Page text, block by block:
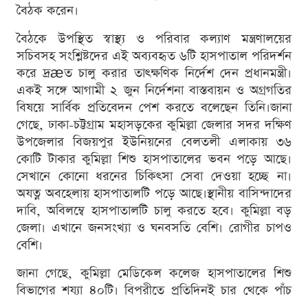
বৈঠক করেন।
বৈঠকে উপস্থিত স্বাস্থ্য ও পরিবার কল্যাণ মন্ত্রণালয়ের
সচিবসহ সংশ্লিষ্টদের এই অব্যবহৃত ৬টি হাসপাতাল পরিদর্শন
করে দ্রæত চালু করার তাৎক্ষণিক নির্দেশ দেন প্রধানমন্ত্রী।
একই সঙ্গে আগামী ২ জুন নির্দেশনা বাস্তবায়ন ও অগ্রগতির
বিষয়ে সার্বিক প্রতিবেদন পেশ করতে বলেছেন তিনি।জানা
গেছে, ঢাকা-চট্টগ্রাম মহাসড়কের কুমিল্লা জেলার সদর দক্ষিণ
উপজেলার বিজয়পুর ইউনিয়নের বেলতলী এলাকায় ৩৬
কোটি টাকার কুমিল্লা শিশু হাসপাতালের ভবন পড়ে আছে।
সেখানে কোনো ধরনের চিকিৎসা সেবা দেওয়া হচ্ছে না।
অযত্ন অবহেলায় হাসপাতালটি পড়ে আছে।স্থানীয় বাসিন্দাদের
দাবি, অবিলম্বে হাসপাতালটি চালু করতে হবে। কুমিল্লা বড়
জেলা। এখানে জনসংখ্যা ও ঘনবসতি বেশি। রোগীর চাপও
বেশি।
জানা গেছে, কুমিল্লা মেডিকেল কলেজ হাসপাতালের শিশু
বিভাগের শয্যা ৪০টি। বিপরীতে প্রতিদিনই চার থেকে পাঁচ